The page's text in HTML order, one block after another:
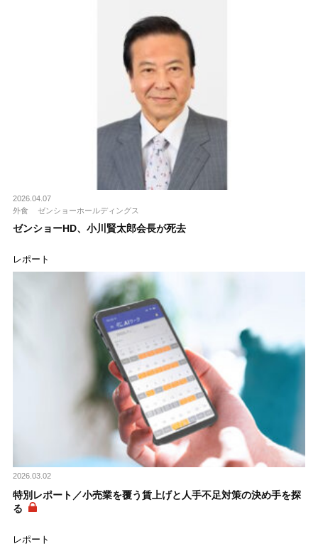
2026.04.07
外食
ゼンショーホールディングス
ゼンショーHD、小川賢太郎会長が死去
レポート
2026.03.02
特別レポート／小売業を覆う賃上げと人手不足対策の決め手を探
る
レポート